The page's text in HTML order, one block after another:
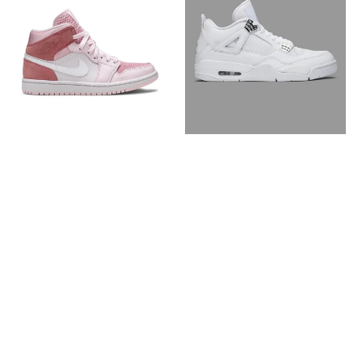
Digital
Pink
Jordan
Retro
Pure
Money